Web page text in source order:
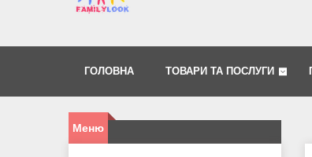
ГОЛОВНА ТОВАРИ ТА ПОСЛУГИ